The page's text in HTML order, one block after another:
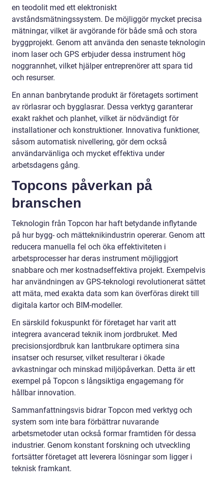
en teodolit med ett elektroniskt
avståndsmätningssystem. De möjliggör mycket precisa
mätningar, vilket är avgörande för både små och stora
byggprojekt. Genom att använda den senaste teknologin
inom laser och GPS erbjuder dessa instrument hög
noggrannhet, vilket hjälper entreprenörer att spara tid
och resurser.
En annan banbrytande produkt är företagets sortiment
av rörlasrar och bygglasrar. Dessa verktyg garanterar
exakt rakhet och planhet, vilket är nödvändigt för
installationer och konstruktioner. Innovativa funktioner,
såsom automatisk nivellering, gör dem också
användarvänliga och mycket effektiva under
arbetsdagens gång.
Topcons påverkan på
branschen
Teknologin från Topcon har haft betydande inflytande
på hur bygg- och mätteknikindustrin opererar. Genom att
reducera manuella fel och öka effektiviteten i
arbetsprocesser har deras instrument möjliggjort
snabbare och mer kostnadseffektiva projekt. Exempelvis
har användningen av GPS-teknologi revolutionerat sättet
att mäta, med exakta data som kan överföras direkt till
digitala kartor och BIM-modeller.
En särskild fokuspunkt för företaget har varit att
integrera avancerad teknik inom jordbruket. Med
precisionsjordbruk kan lantbrukare optimera sina
insatser och resurser, vilket resulterar i ökade
avkastningar och minskad miljöpåverkan. Detta är ett
exempel på Topcon s långsiktiga engagemang för
hållbar innovation.
Sammanfattningsvis bidrar Topcon med verktyg och
system som inte bara förbättrar nuvarande
arbetsmetoder utan också formar framtiden för dessa
industrier. Genom konstant forskning och utveckling
fortsätter företaget att leverera lösningar som ligger i
teknisk framkant.